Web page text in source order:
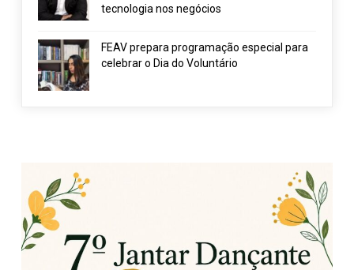
tecnologia nos negócios
FEAV prepara programação especial para
celebrar o Dia do Voluntário